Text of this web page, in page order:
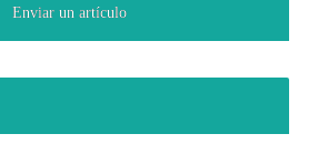
Enviar un artículo